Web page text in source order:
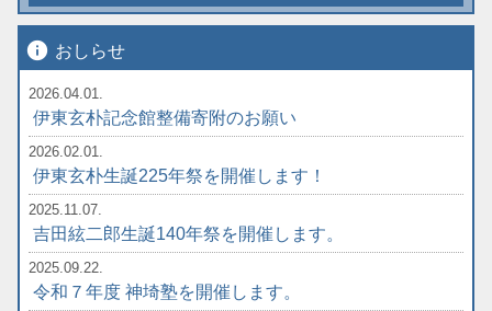
info おしらせ
2026.04.01.
伊東玄朴記念館整備寄附のお願い
2026.02.01.
伊東玄朴生誕225年祭を開催します！
2025.11.07.
吉田絃二郎生誕140年祭を開催します。
2025.09.22.
令和７年度 神埼塾を開催します。